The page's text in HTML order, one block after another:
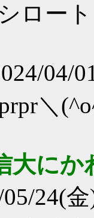
ロー
04/
＼
大に
05/24(